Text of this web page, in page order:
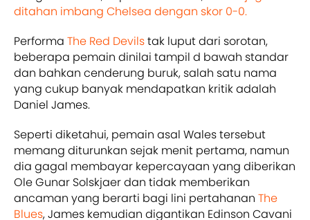
ditahan imbang Chelsea dengan skor 0-0.
Performa The Red Devilstak luput dari sorotan,
beberapa pemain dinilai tampil d bawah standar
dan bahkan cenderung buruk, salah satu nama
yang cukup banyak mendapatkan kritik adalah
Daniel James.
Seperti diketahui, pemain asal Wales tersebut
memang diturunkan sejak menit pertama, namun
dia gagal membayar kepercayaan yang diberikan
Ole Gunar Solskjaer dan tidak memberikan
ancaman yang berarti bagi lini pertahanan The
Blues, James kemudian digantikan Edinson Cavani